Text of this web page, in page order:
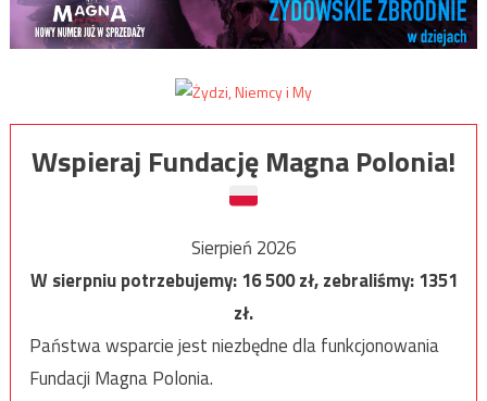
Wspieraj Fundację Magna Polonia!
Sierpień 2026
W sierpniu potrzebujemy:16 500zł, zebraliśmy:1351
zł.
Państwa wsparcie jest niezbędne dla funkcjonowania
Fundacji Magna Polonia.